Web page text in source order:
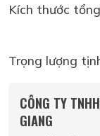
Kích thước
Trọng lượng
CÔNG TY
GIANG